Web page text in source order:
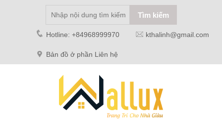
Hotline: +84968999970 kthalinh@gmail.com
Bản đồ ở phần Liên hệ